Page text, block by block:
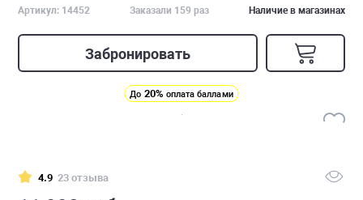
Артикул: 14452 Заказали 159 раз Наличие в магазинах
Забронировать
До 20% оплата баллами
4.9 23 отзыва